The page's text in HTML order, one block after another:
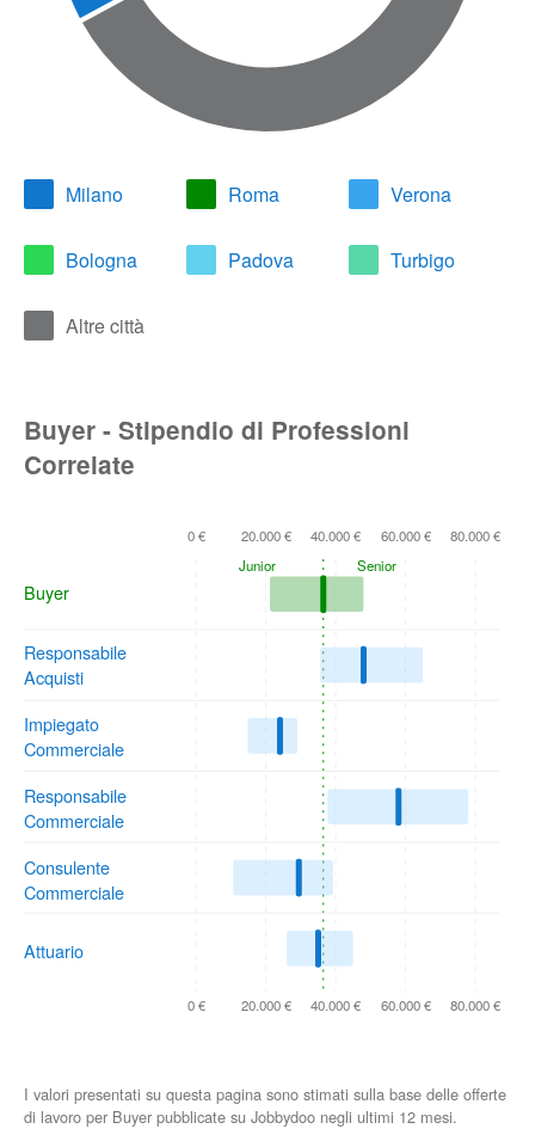
Milano Roma Verona
Bologna Padova Turbigo
Altre città
Buyer - Stipendio di Professioni
Correlate
Buyer
Responsabile
Acquisti
Impiegato
Commerciale
Responsabile
Commerciale
Consulente
Commerciale
Attuario
0 € 20.000 € 40.000 € 60.000 € 80.000 €
0 € 20.000 € 40.000 € 60.000 € 80.000 €
Junior Senior
I valori presentati su questa pagina sono stimati sulla base delle offerte
di lavoro per Buyer pubblicate su Jobbydoo negli ultimi 12 mesi.